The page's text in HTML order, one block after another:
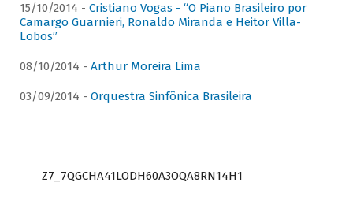
15/10/2014 - Cristiano Vogas - “O Piano Brasileiro por
Camargo Guarnieri, Ronaldo Miranda e Heitor Villa-
Lobos”
08/10/2014 - Arthur Moreira Lima
03/09/2014 - Orquestra Sinfônica Brasileira
Z7_7QGCHA41LODH60A3OQA8RN14H1